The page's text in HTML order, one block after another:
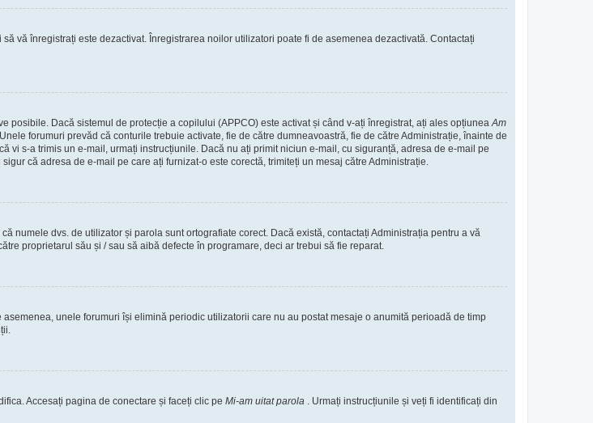
vă înregistrați este dezactivat. Înregistrarea noilor utilizatori poate fi de asemenea dezactivată. Contactați
posibile. Dacă sistemul de protecție a copilului (APPCO) este activat și când v-ați înregistrat, ați ales opțiunea Am
forumuri prevăd că conturile trebuie activate, fie de către dumneavoastră, fie de către Administrație, înainte de
vi s-a trimis un e-mail, urmați instrucțiunile. Dacă nu ați primit niciun e-mail, cu siguranță, adresa de e-mail pe
că adresa de e-mail pe care ați furnizat-o este corectă, trimiteți un mesaj către Administrație.
numele dvs. de utilizator și parola sunt ortografiate corect. Dacă există, contactați Administrația pentru a vă
proprietarul său și / sau să aibă defecte în programare, deci ar trebui să fie reparat.
unele forumuri își elimină periodic utilizatorii care nu au postat mesaje o anumită perioadă de timp
Accesați pagina de conectare și faceți clic pe Mi-am uitat parola
. Urmați instrucțiunile și veți fi identificați din